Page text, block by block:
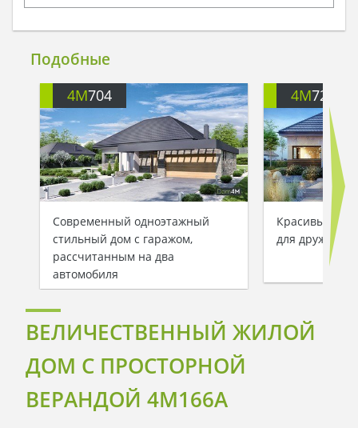
Подобные
4M704
Современный одноэтажный
стильный дом с гаражом,
рассчитанным на два
автомобиля
4M722
Красивый
для дружной
ВЕЛИЧЕСТВЕННЫЙ ЖИЛОЙ
ДОМ С ПРОСТОРНОЙ
ВЕРАНДОЙ 4M166A